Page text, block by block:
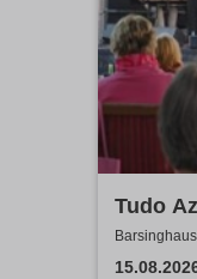
Tudo
Das